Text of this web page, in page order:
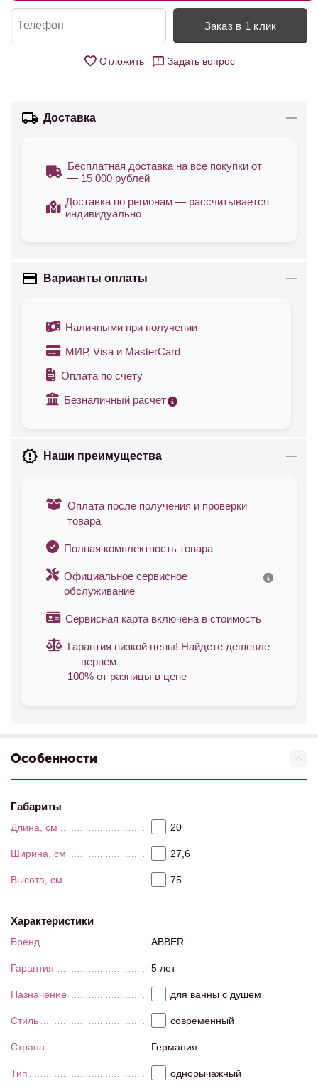
Заказ в 1 клик
Отложить Задать вопрос
Доставка
Бесплатная доставка на все покупки от
— 15 000 рублей
Доставка по регионам — рассчитывается
индивидуально
Варианты оплаты
Наличными при получении
МИР, Visa и MasterCard
Оплата по счету
Безналичный расчет
Наши преимущества
Оплата после получения и проверки
товара
Полная комплектность товара
Официальное сервисное
обслуживание
Сервисная карта включена в стоимость
Гарантия низкой цены! Найдете дешевле
— вернем
100% от разницы в цене
Особенности
Габариты
Длина, см 20
Ширина, см 27,6
Высота, см 75
Характеристики
Бренд ABBER
Гарантия 5 лет
Назначение для ванны с душем
Стиль современный
Страна Германия
Тип однорычажный